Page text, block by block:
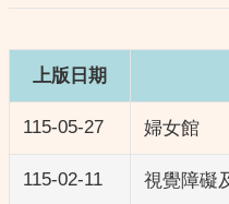
上版日期
115-05-27 婦女館
115-02-11 視覺障礙